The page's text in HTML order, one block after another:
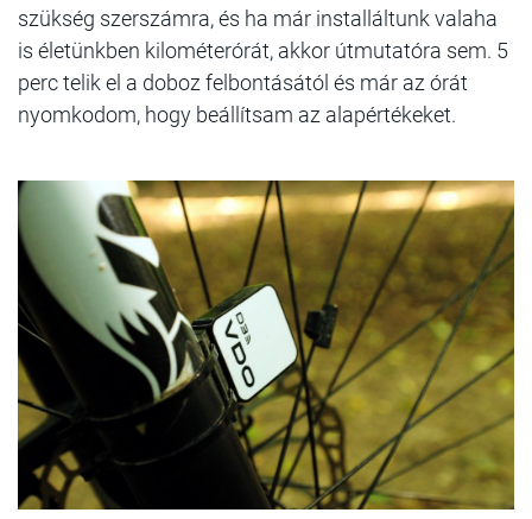
szükség szerszámra, és ha már installáltunk valaha
is életünkben kilométerórát, akkor útmutatóra sem. 5
perc telik el a doboz felbontásától és már az órát
nyomkodom, hogy beállítsam az alapértékeket.